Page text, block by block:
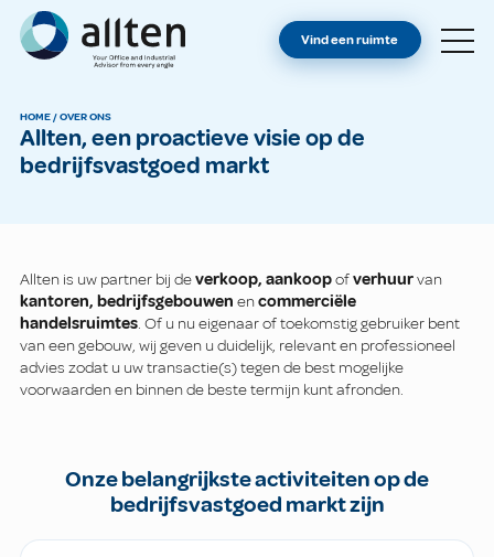
Allten
VIND EEN RUIMTE
CONTACT
Vind een ruimte
HOME/OVER ONS
Allten, een proactieve visie op de
bedrijfsvastgoed markt
Allten is uw partner bij deverkoop, aankoopofverhuurvan
kantoren, bedrijfsgebouwen encommerciële
handelsruimtes. Of u nu eigenaar of toekomstig gebruiker bent
van een gebouw, wij geven u duidelijk, relevant en professioneel
advies zodat u uw transactie(s) tegen de best mogelijke
voorwaarden en binnen de beste termijn kunt afronden.
Onze belangrijkste activiteiten op de
bedrijfsvastgoed markt zijn